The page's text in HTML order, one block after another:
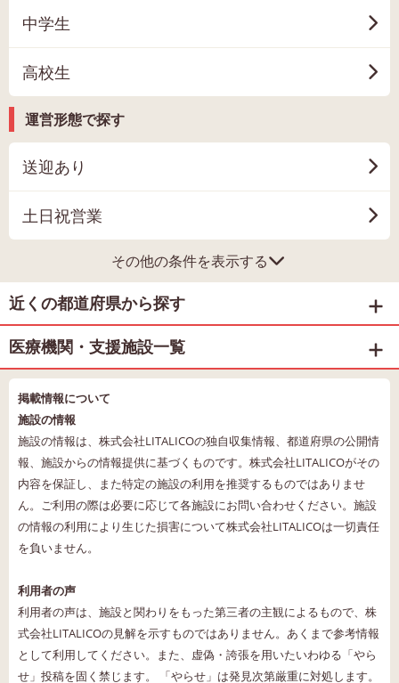
中学生
高校生
運営形態で探す
送迎あり
土日祝営業
その他の条件を表示する
近くの都道府県から探す
医療機関・支援施設一覧
掲載情報について
施設の情報
施設の情報は、株式会社LITALICOの独自収集情報、都道府県の公開情
報、施設からの情報提供に基づくものです。株式会社LITALICOがその
内容を保証し、また特定の施設の利用を推奨するものではありませ
ん。ご利用の際は必要に応じて各施設にお問い合わせください。施設
の情報の利用により生じた損害について株式会社LITALICOは一切責任
を負いません。
利用者の声
利用者の声は、施設と関わりをもった第三者の主観によるもので、株
式会社LITALICOの見解を示すものではありません。あくまで参考情報
として利用してください。また、虚偽・誇張を用いたいわゆる「やら
せ」投稿を固く禁じます。 「やらせ」は発見次第厳重に対処します。